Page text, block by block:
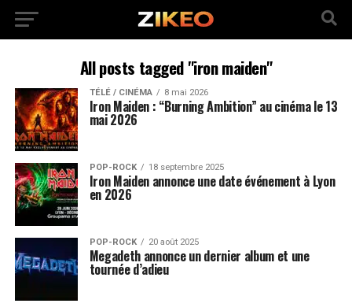
All posts tagged "iron maiden"
TÉLÉ / CINÉMA 8 mai 2026
Iron Maiden : “Burning Ambition” au cinéma le 13
mai 2026
POP-ROCK 18 septembre 2025
Iron Maiden annonce une date événement à Lyon
en 2026
POP-ROCK 20 août 2025
Megadeth annonce un dernier album et une
tournée d’adieu